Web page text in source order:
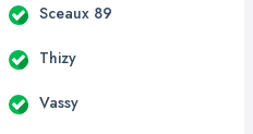
Sceaux 89
Thizy
Vassy